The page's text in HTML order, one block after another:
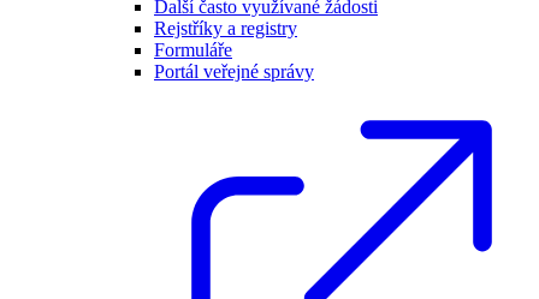
Další často využívané žádosti
Rejstříky a registry
Formuláře
Portál veřejné správy